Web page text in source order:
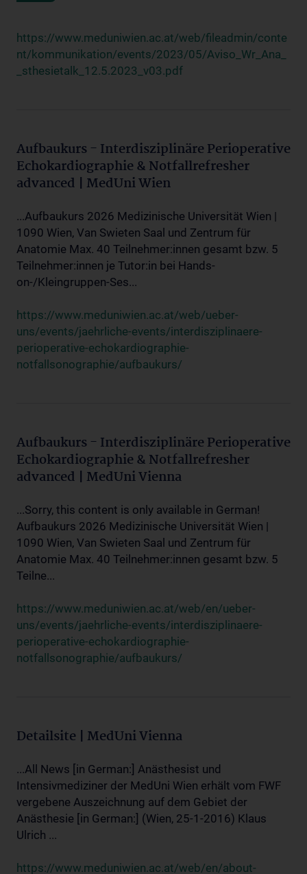
https://www.meduniwien.ac.at/web/fileadmin/conte
nt/kommunikation/events/2023/05/Aviso_Wr_Ana_
_sthesietalk_12.5.2023_v03.pdf
Aufbaukurs - Interdisziplinäre Perioperative
Echokardiographie & Notfallrefresher
advanced | MedUni Wien
...Aufbaukurs 2026 Medizinische Universität Wien |
1090 Wien, Van Swieten Saal und Zentrum für
Anatomie Max. 40 Teilnehmer:innen gesamt bzw. 5
Teilnehmer:innen je Tutor:in bei Hands-
on-/Kleingruppen-Ses...
https://www.meduniwien.ac.at/web/ueber-
uns/events/jaehrliche-events/interdisziplinaere-
perioperative-echokardiographie-
notfallsonographie/aufbaukurs/
Aufbaukurs - Interdisziplinäre Perioperative
Echokardiographie & Notfallrefresher
advanced | MedUni Vienna
...Sorry, this content is only available in German!
Aufbaukurs 2026 Medizinische Universität Wien |
1090 Wien, Van Swieten Saal und Zentrum für
Anatomie Max. 40 Teilnehmer:innen gesamt bzw. 5
Teilne...
https://www.meduniwien.ac.at/web/en/ueber-
uns/events/jaehrliche-events/interdisziplinaere-
perioperative-echokardiographie-
notfallsonographie/aufbaukurs/
Detailsite | MedUni Vienna
...All News [in German:] Anästhesist und
Intensivmediziner der MedUni Wien erhält vom FWF
vergebene Auszeichnung auf dem Gebiet der
Anästhesie [in German:] (Wien, 25-1-2016) Klaus
Ulrich ...
https://www.meduniwien.ac.at/web/en/about-